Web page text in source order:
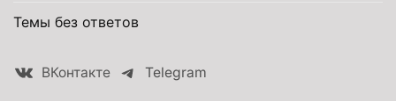
Темы без ответов
ВКонтакте Telegram